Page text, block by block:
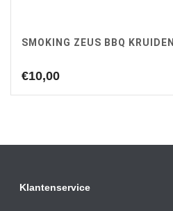
SMOKING ZEUS BBQ KRUIDEN
€10,00
Klantenservice